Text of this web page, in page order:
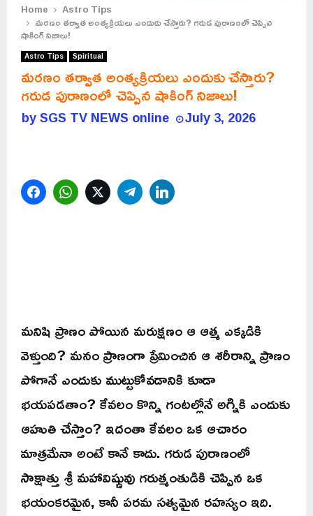
Home Astro Tips
మరణం తర్వాత అంత్యక్రియలు ఎందుకు చేస్తారు? గరుడ పురాణంలో చెప్పిన
షాకింగ్ నిజాలు!
Astro Tips Spiritual
మరణం తర్వాత అంత్యక్రియలు ఎందుకు చేస్తారు?
గరుడ పురాణంలో చెప్పిన షాకింగ్ నిజాలు!
bySGS TV NEWS online July 3, 2026
FacebookWhatsAppTwitterTelegram
మనిషి ప్రాణం పోయిన మరుక్షణం ఆ ఆత్మ ఎక్కడికి
వెళ్తుంది? మనం ప్రాణంగా ప్రేమించిన ఆ శరీరాన్ని ప్రాణం
పోగానే ఎందుకు ముట్టుకోవడానికి కూడా
భయపడతాం? కేవలం కొన్ని గంటల్లోనే అగ్నికి ఎందుకు
ఆహుతి చేస్తాం? ఇదంతా కేవలం ఒక ఆచారం
మాత్రమేనా అంటే కానే కాదు. గరుడ పురాణంలో
సాక్షాత్తు శ్రీ మహావిష్ణువు గరుత్మంతుడికి చెప్పిన ఒక
భయంకరమైన, కానీ పరమ సత్యమైన రహస్యం ఇది.